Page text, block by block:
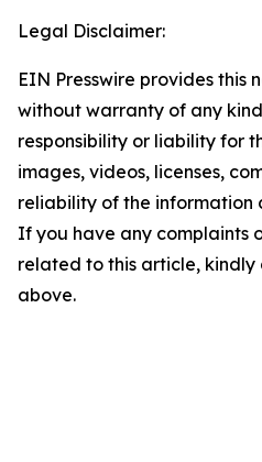
Legal Disclaimer:
EIN Presswire provides this
without warranty of any
responsibility or liability for
images, videos, licenses,
reliability of the information
If you have any complaints
related to this article,
above.